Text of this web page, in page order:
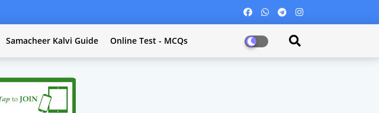
Samacheer Kalvi Guide Online Test - MCQs